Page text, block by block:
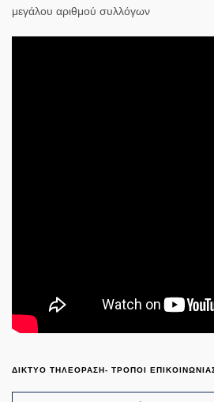
μεγάλου αριθμού συλλόγων
ΔΙΚΤΥΟ ΤΗΛΕΟΡΑΣΗ- ΤΡΟΠΟΙ